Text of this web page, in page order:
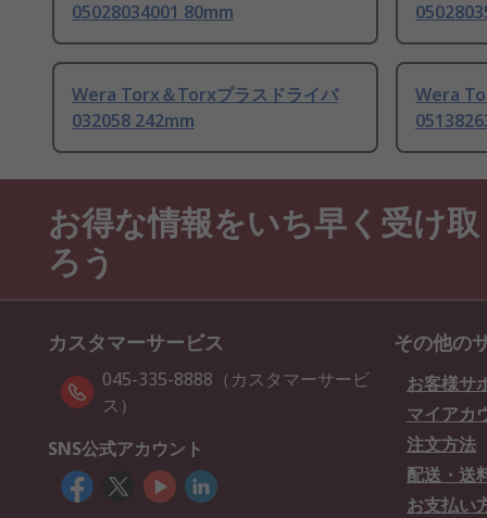
05028034001 80mm
Wera Torx＆Torxプラスドライバ
032058 242mm
Wera
お得な情報をいち早く受け取
ろう
カスタマーサービス
045-335-8888（カスタマーサービ
ス）
SNS公式アカウント
その他の
お客様サ
マイアカ
注文方法
配送・送
お支払い